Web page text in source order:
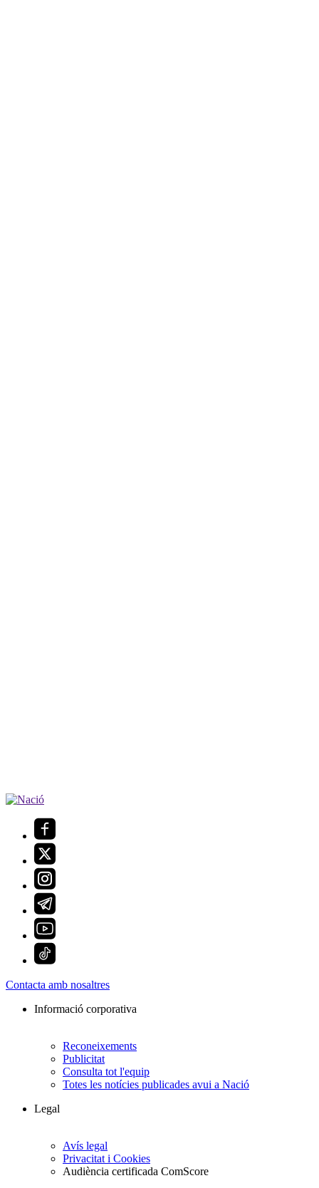
Contacta amb nosaltres
Informació corporativa
Reconeixements
Publicitat
Consulta tot l'equip
Totes les notícies publicades avui a Nació
Legal
Avís legal
Privacitat i Cookies
Audiència certificada ComScore